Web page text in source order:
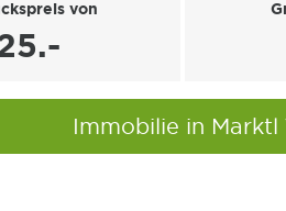
von
Immobilie in Marktl